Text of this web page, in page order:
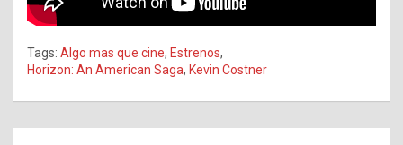
Tags: Algo mas que cine, Estrenos,
Horizon: An American Saga, Kevin Costner